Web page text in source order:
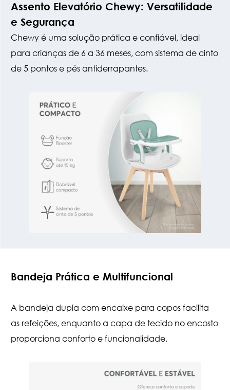
Assento Elevatório Chewy: Versatilidade
e Segurança
Chewy é uma solução prática e confiável, ideal
para crianças de 6 a 36 meses, com sistema de cinto
de 5 pontos e pés antiderrapantes.
Bandeja Prática e Multifuncional
A bandeja dupla com encaixe para copos facilita
as refeições, enquanto a capa de tecido no encosto
proporciona conforto e funcionalidade.